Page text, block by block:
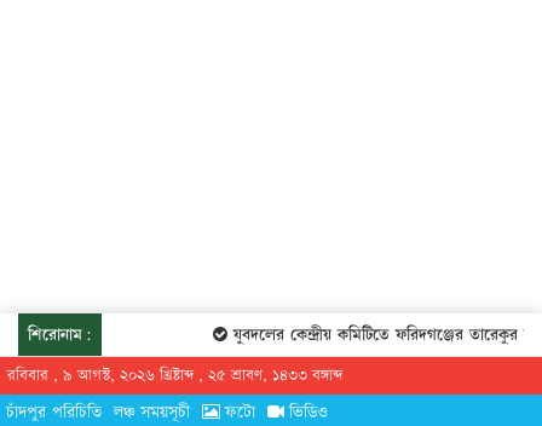
শিরোনাম: যুবদলের কেন্দ্রীয় কমিটিতে ফরিদগঞ্জের তারেকুর
রবিবার , ৯ আগস্ট, ২০২৬ খ্রিষ্টাব্দ , ২৫ শ্রাবণ, ১৪৩৩ বঙ্গাব্দ
চাঁদপুর পরিচিতি লঞ্চ সময়সূচী ফটো ভিডিও